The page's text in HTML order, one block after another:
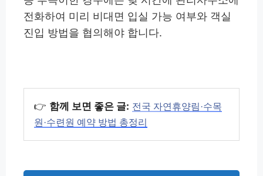
전화하여 미리 비대면 입실 가능 여부와 객실
진입 방법을 협의해야 합니다.
👉 함께 보면 좋은 글: 전국 자연휴양림·수목
원·수련원 예약 방법 총정리